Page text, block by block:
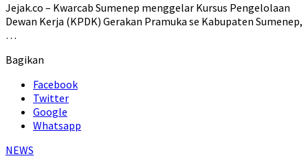
Jejak.co – Kwarcab Sumenep menggelar Kursus Pengelolaan
Dewan Kerja (KPDK) Gerakan Pramuka se Kabupaten Sumenep,
…
Bagikan
Facebook
Twitter
Google
Whatsapp
NEWS